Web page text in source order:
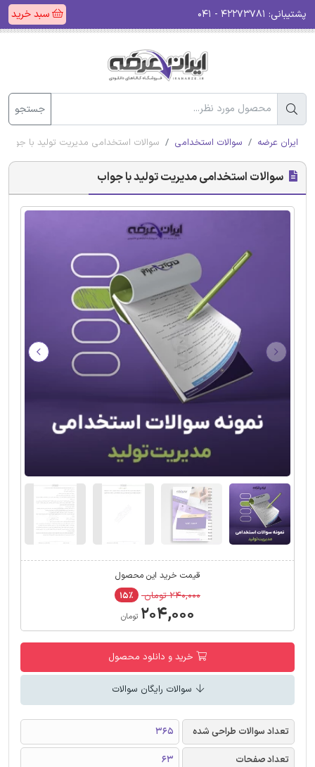
پشتیبانی: سبد خرید
جستجو
ایران عرضه سوالات استخدامی سوالات استخدامی مدیریت تولید با جواب
سوالات استخدامی مدیریت تولید با جواب
قیمت خرید این محصول
۲۴۰,۰۰۰ تومان ۱۵٪
۲۰۴,۰۰۰ تومان
خرید و دانلود محصول
سوالات رایگان سوالات
تعداد سوالات طراحی شده
365
تعداد صفحات
63